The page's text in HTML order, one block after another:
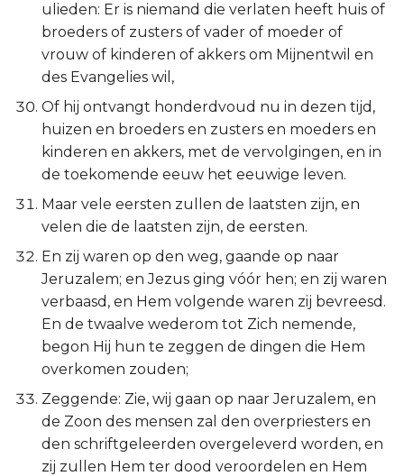
ulieden: Er is niemand die verlaten heeft huis of
broeders of zusters of vader of moeder of
vrouw of kinderen of akkers om Mijnentwil en
des Evangelies wil,
Of hij ontvangt honderdvoud nu in dezen tijd,
huizen en broeders en zusters en moeders en
kinderen en akkers, met de vervolgingen, en in
de toekomende eeuw het eeuwige leven.
Maar vele eersten zullen de laatsten zijn, en
velen die de laatsten zijn, de eersten.
En zij waren op den weg, gaande op naar
Jeruzalem; en Jezus ging vóór hen; en zij waren
verbaasd, en Hem volgende waren zij bevreesd.
En de twaalve wederom tot Zich nemende,
begon Hij hun te zeggen de dingen die Hem
overkomen zouden;
Zeggende: Zie, wij gaan op naar Jeruzalem, en
de Zoon des mensen zal den overpriesters en
den schriftgeleerden overgeleverd worden, en
zij zullen Hem ter dood veroordelen en Hem